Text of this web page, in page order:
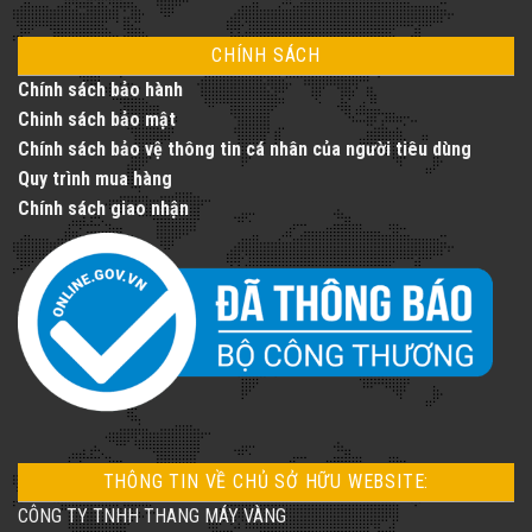
CHÍNH SÁCH
Chính sách bảo hành
Chinh sách bảo mật
Chính sách bảo vệ thông tin cá nhân của người tiêu dùng
Quy trình mua hàng
Chính sách giao nhận
THÔNG TIN VỀ CHỦ SỞ HỮU WEBSITE:
CÔNG TY TNHH THANG MÁY VÀNG